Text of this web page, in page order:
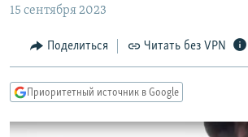
Вернутся
Вернутся
МНЕНИЯ
КУЛЬТУРА
КАВКАЗ.РЕАЛИИ
15 сентября 2023
Поделиться Читать без VPN
Приоритетный источник в Google